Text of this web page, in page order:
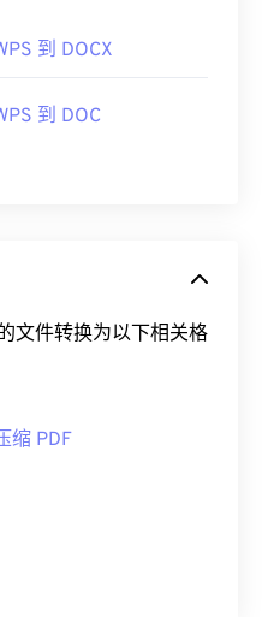
到 DOCX
到 DOC
文件转换为以下相关格
缩 PDF